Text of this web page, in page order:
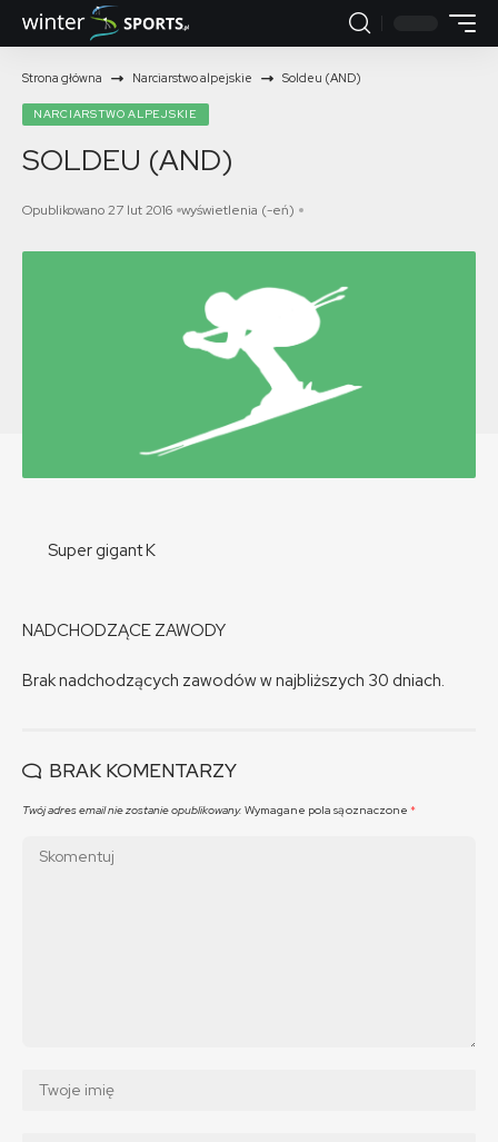
Strona główna Narciarstwo alpejskie Soldeu (AND)
NARCIARSTWO ALPEJSKIE
SOLDEU (AND)
Opublikowano 27 lut 2016 wyświetlenia (-eń)
Super gigant K
NADCHODZĄCE ZAWODY
Brak nadchodzących zawodów w najbliższych 30 dniach.
BRAK KOMENTARZY
Twój adres email nie zostanie opublikowany. Wymagane pola są oznaczone *